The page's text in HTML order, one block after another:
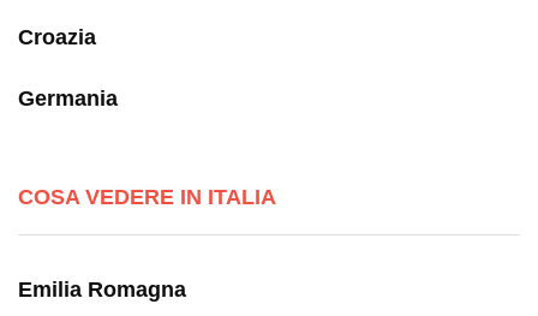
Croazia
Germania
COSA VEDERE IN ITALIA
Emilia Romagna